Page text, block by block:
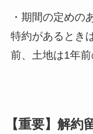
・期間の定めの
特約があるとき
前、土地は1年前
【重要】解約